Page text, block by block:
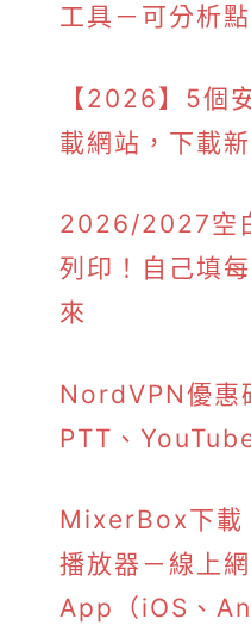
工具－可分析
【2026】5個
載網站，下載
2026/2027空
列印！自己填
來
NordVPN優惠
PTT、
MixerBox下載
播放器－線上
App（iOS、